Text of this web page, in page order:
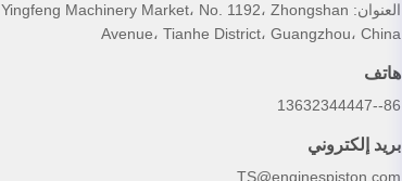
العنوان: Yingfeng Machinery Market، No. 1192، Zhongshan
Avenue، Tianhe District، Guangzhou، China
هاتف
86--13632344447
بريد إلكتروني
TS@enginespiston.com